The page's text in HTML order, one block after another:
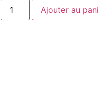
Ajouter au